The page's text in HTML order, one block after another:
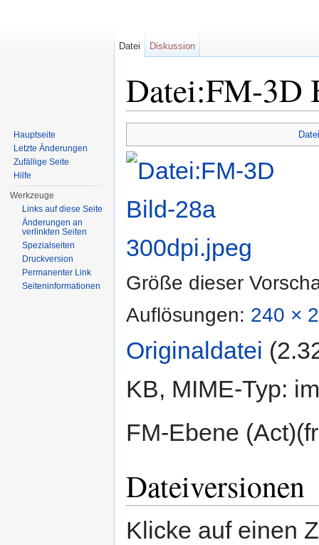
Datei:FM-3D
Größe dieser
Auflösungen: 240 ×
Originaldatei
KB, MIME-Typ:
FM-Ebene
Dateiversionen
Klicke auf einen
Datei Diskussion
Hauptseite
Letzte Änderungen
Zufällige Seite
Hilfe
Werkzeuge
Links auf diese Seite
Änderungen an
verlinkten Seiten
Spezialseiten
Druckversion
Permanenter Link
Seiten­informationen